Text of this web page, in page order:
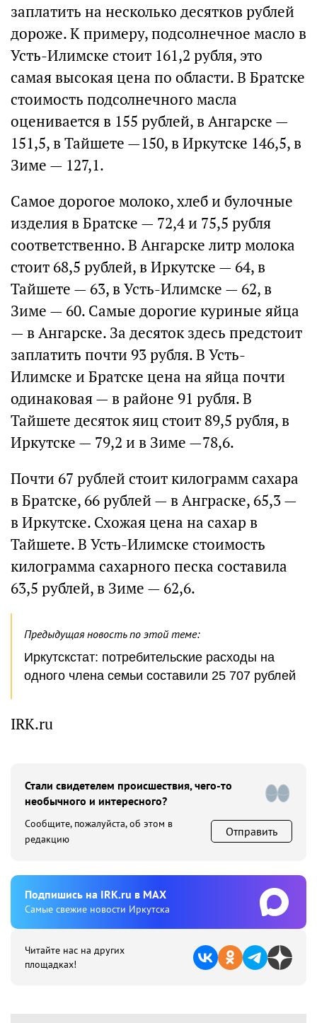
заплатить на несколько десятков рублей
дороже. К примеру, подсолнечное масло в
Усть-Илимске стоит 161,2 рубля, это
самая высокая цена по области. В Братске
стоимость подсолнечного масла
оценивается в 155 рублей, в Ангарске —
151,5, в Тайшете —150, в Иркутске 146,5, в
Зиме — 127,1.
Самое дорогое молоко, хлеб и булочные
изделия в Братске — 72,4 и 75,5 рубля
соответственно. В Ангарске литр молока
стоит 68,5 рублей, в Иркутске — 64, в
Тайшете — 63, в Усть-Илимске — 62, в
Зиме — 60. Самые дорогие куриные яйца
— в Ангарске. За десяток здесь предстоит
заплатить почти 93 рубля. В Усть-
Илимске и Братске цена на яйца почти
одинаковая — в районе 91 рубля. В
Тайшете десяток яиц стоит 89,5 рубля, в
Иркутске — 79,2 и в Зиме —78,6.
Почти 67 рублей стоит килограмм сахара
в Братске, 66 рублей — в Анграске, 65,3 —
в Иркутске. Схожая цена на сахар в
Тайшете. В Усть-Илимске стоимость
килограмма сахарного песка составила
63,5 рублей, в Зиме — 62,6.
Предыдущая новость по этой теме:
Иркутскстат: потребительские расходы на
одного члена семьи составили 25 707 рублей
IRK.ru
Стали свидетелем происшествия, чего-то
необычного и интересного?
Сообщите, пожалуйста, об этом в
редакцию
Отправить
Подпишиcь на IRK.ru в MAX
Cамые свежие новости Иркутска
Читайте нас на других
площадках!